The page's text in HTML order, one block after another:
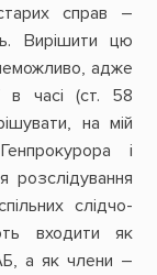
справ –
Вирішити цю
адже
в часі (ст. 58
на мій
і
слідчо-
входити як
а як члени –